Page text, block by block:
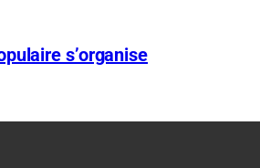
s’organise